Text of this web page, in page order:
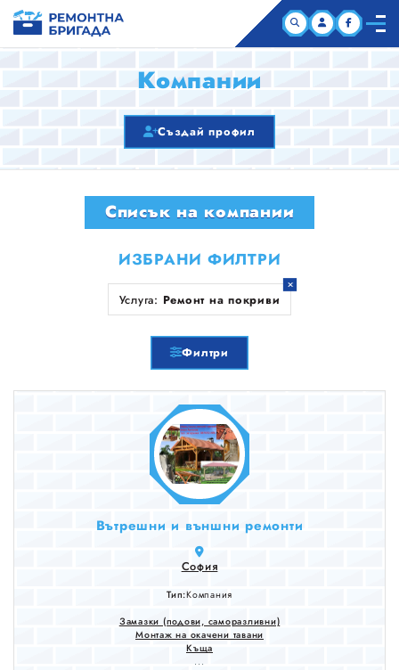
КОМПАНИИ
ЗА НАС
Компании
Създай профил
Списък на компании
ИЗБРАНИ ФИЛТРИ
Услуга: Ремонт на покриви
Филтри
Вътрешни и външни ремонти
София
Тип:Компания
Замазки (подови, саморазливни)
Монтаж на окачени тавани
Къща
...